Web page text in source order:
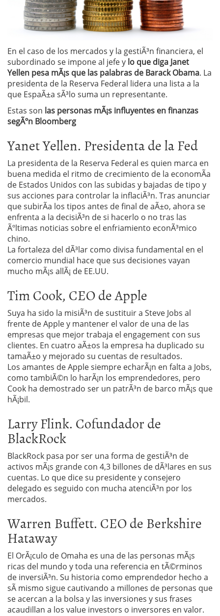
En el caso de los mercados y la gestiÃ³n financiera, el
subordinado se impone al jefe y lo que diga Janet
Yellen pesa mÃ¡s que las palabras de Barack Obama. La
presidenta de la Reserva Federal lidera una lista a la
que EspaÃ±a sÃ³lo suma un representante.
Estas son las personas mÃ¡s influyentes en finanzas
segÃºn Bloomberg
Yanet Yellen. Presidenta de la Fed
La presidenta de la Reserva Federal es quien marca en
buena medida el ritmo de crecimiento de la economÃ­a
de Estados Unidos con las subidas y bajadas de tipo y
sus acciones para controlar la inflaciÃ³n. Tras anunciar
que subirÃ­a los tipos antes de final de aÃ±o, ahora se
enfrenta a la decisiÃ³n de si hacerlo o no tras las
Ãºltimas noticias sobre el enfriamiento econÃ³mico
chino.
La fortaleza del dÃ³lar como divisa fundamental en el
comercio mundial hace que sus decisiones vayan
mucho mÃ¡s allÃ¡ de EE.UU.
Tim Cook, CEO de Apple
Suya ha sido la misiÃ³n de sustituir a Steve Jobs al
frente de Apple y mantener el valor de una de las
empresas que mejor trabaja el engagement con sus
clientes. En cuatro aÃ±os la empresa ha duplicado su
tamaÃ±o y mejorado su cuentas de resultados.
Los amantes de Apple siempre echarÃ¡n en falta a Jobs,
como tambiÃ©n lo harÃ¡n los emprendedores, pero
Cook ha demostrado ser un patrÃ³n de barco mÃ¡s que
hÃ¡bil.
Larry Flink. Cofundador de
BlackRock
BlackRock pasa por ser una forma de gestiÃ³n de
activos mÃ¡s grande con 4,3 billones de dÃ³lares en sus
cuentas. Lo que dice su presidente y consejero
delegado es seguido con mucha atenciÃ³n por los
mercados.
Warren Buffett. CEO de Berkshire
Hataway
El OrÃ¡culo de Omaha es una de las personas mÃ¡s
ricas del mundo y toda una referencia en tÃ©rminos
de inversiÃ³n. Su historia como emprendedor hecho a
sÃ­ mismo sigue cautivando a millones de personas que
se acercan a la bolsa y las inversiones y sus frases
acaudillan a los value investors o inversores en valor.